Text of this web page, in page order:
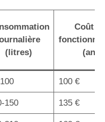
(litres)
Coût
(an)
100 €
150 135 €